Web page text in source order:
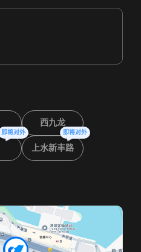
西九龙
即将对外
上水新丰路
即将对外